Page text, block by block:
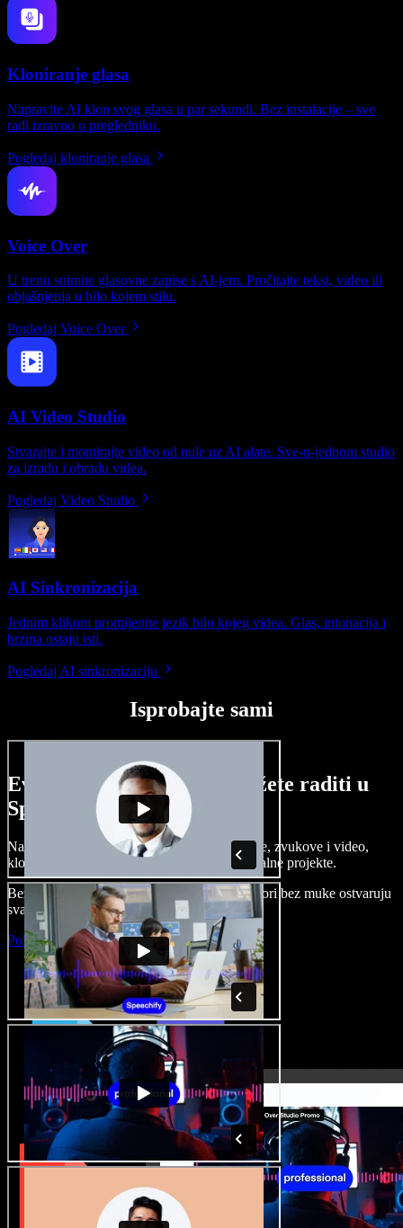
Kloniranje glasa
Napravite AI klon svog glasa u par sekundi. Bez instalacije – sve
radi izravno u pregledniku.
Pogledaj kloniranje glasa
Voice Over
U trenu snimite glasovne zapise s AI-jem. Pročitajte tekst, video ili
objašnjenja u bilo kojem stilu.
Pogledaj Voice Over
AI Video Studio
Stvarajte i montirajte video od nule uz AI alate. Sve-u-jednom studio
za izradu i obradu videa.
Pogledaj Video Studio
AI Sinkronizacija
Jednim klikom promijenite jezik bilo kojeg videa. Glas, intonacija i
brzina ostaju isti.
Pogledaj AI sinkronizaciju
Isprobajte sami
Evo malog pregleda što možete raditi u
Speechify Studiju.
Napravite voice overe, dodajte besplatne slike, zvukove i video,
klonirajte svoj glas i složite sjajne audio-vizualne projekte.
Bez učenja i sve dostupno u pregledniku, autori bez muke ostvaruju
svaku kreativnu ideju.
Pokreni Studio